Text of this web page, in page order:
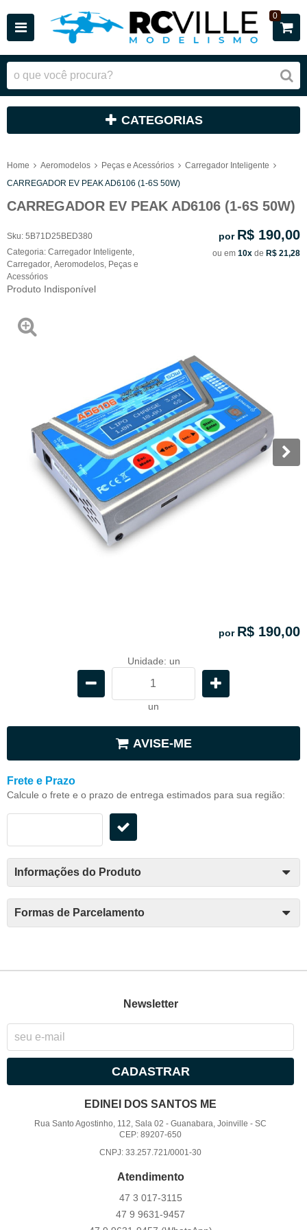
0
CATEGORIAS
Home Aeromodelos Peças e Acessórios
Carregador Inteligente
CARREGADOR EV PEAK AD6106 (1-6S 50W)
CARREGADOR EV PEAK AD6106 (1-6S 50W)
Sku: 5B71D25BED380
Categoria: Carregador Inteligente
Carregador Aeromodelos Peças e
Acessórios
Produto Indisponível
por R$ 190,00
ou em 10x de R$ 21,28
por R$ 190,00
Unidade: un
un
AVISE-ME
Frete e Prazo
Calcule o frete e o prazo de entrega estimados para sua região:
Informações do Produto
Formas de Parcelamento
Newsletter
CADASTRAR
EDINEI DOS SANTOS ME
Rua Santo Agostinho, 112, Sala 02 -Guanabara, Joinville -SC
CEP: 89207-650
CNPJ: 33.257.721/0001-30
Atendimento
47 3 017-3115
47 9 9631-9457